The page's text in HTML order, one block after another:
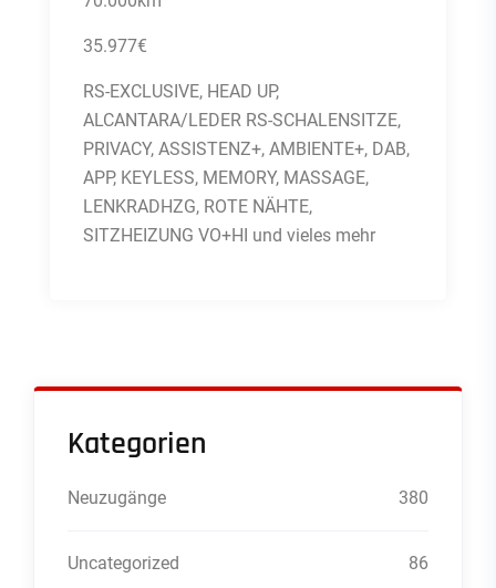
35.977€
RS-EXCLUSIVE, HEAD UP,
ALCANTARA/LEDER RS-SCHALENSITZE,
PRIVACY, ASSISTENZ+, AMBIENTE+, DAB,
APP, KEYLESS, MEMORY, MASSAGE,
LENKRADHZG, ROTE NÄHTE,
SITZHEIZUNG VO+HI und vieles mehr
Kategorien
Neuzugänge 380
Uncategorized 86